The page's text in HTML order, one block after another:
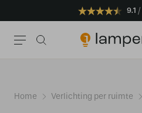
9.1
Home Verlichting per ruimte